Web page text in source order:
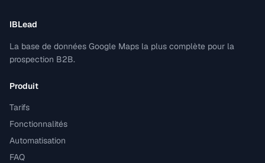
IBLead
La base de données Google Maps la plus complète pour la
prospection B2B.
Produit
Tarifs
Fonctionnalités
Automatisation
FAQ